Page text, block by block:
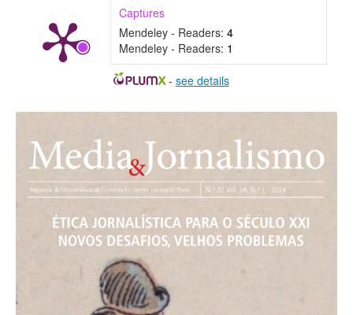
Captures
Mendeley - Readers: 4
Mendeley - Readers: 1
- see details